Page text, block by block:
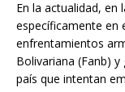
En la actualidad, en
específicamente en
enfrentamientos
Bolivariana (Fanb)
país que intentan